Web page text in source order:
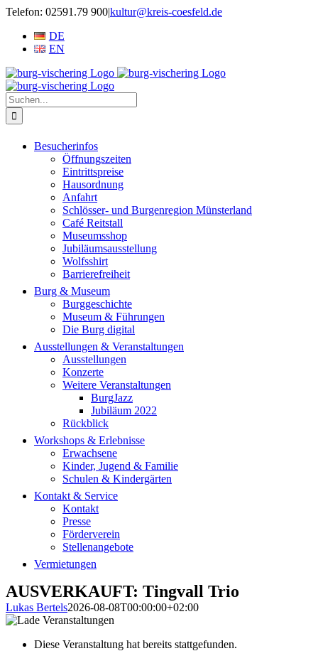
Zum
springen
Telefon: 02591.79 900|kultur@kreis-coesfeld.de
DE
EN
Suche
nach:
Besucherinfos
Öffnungszeiten
Eintrittspreise
Hausordnung
Anfahrt
Schlösser- und Burgenregion Münsterland
Café Reitstall
Museumsshop
Jubiläumsausstellung
Wolfsshirt
Barrierefreiheit
Burg & Museum
Burggeschichte
Museum & Führungen
Die Burg digital
Ausstellungen & Veranstaltungen
Ausstellungen
Konzerte
Weitere Veranstaltungen
BurgJazz
Jubiläum 2022
Rückblick
Workshops & Erlebnisse
Erwachsene
Kinder, Jugend & Familie
Schulen & Kindergärten
Kontakt & Service
Kontakt
Presse
Förderverein
Stellenangebote
Vermietungen
AUSVERKAUFT: Tingvall Trio
Lukas Bertels2026-08-08T00:00:00+02:00
Diese Veranstaltung hat bereits stattgefunden.